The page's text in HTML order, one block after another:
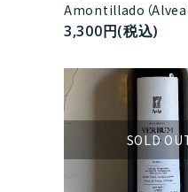
Amontillado（Alvear
3,300円(税込)
SOLD